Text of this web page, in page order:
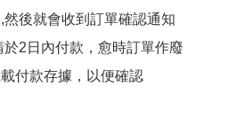
後就會收到訂單確認通知
2日內付款，愈時訂單作廢
付款存據，以便確認